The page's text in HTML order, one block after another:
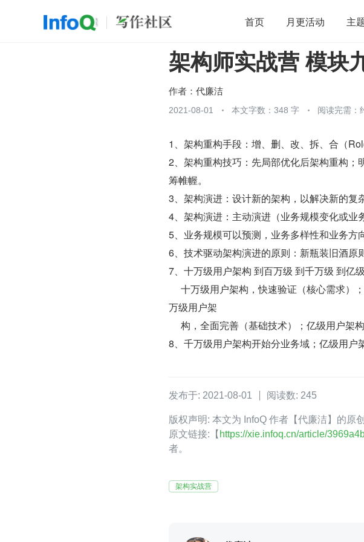
首页 月更活动 主
开源 架构 OpenHarmony 算法
团队管理
架构师实战营 模块
作者： 代廉洁
2021-08-01 本文字数：348 字 阅读完需：
1、架构重构手段：增、删、改、拆、合（
2、架构重构技巧：先局部优化后架构重构
筹帷幄。
3、架构演进：设计新的架构，以解决新的复
4、架构演进：主动演进（业务规模变化或业
5、业务规模可以预测，业务多样性和业务方
6、技术驱动架构演进的原则：新瓶装旧酒原
7、十万级用户架构 到百万级 到千万级 到亿
万级用户架
构，全面完善（基础技术）；亿级用户
8、千万级用户架构开始分业务域；亿级用户
发布于: 2021-08-01 阅读数: 245
版权声明: 本文为 InfoQ 作者【代廉洁】的原创
原文链接:【 https://xie.infoq.cn/article/
者。
架构实战营